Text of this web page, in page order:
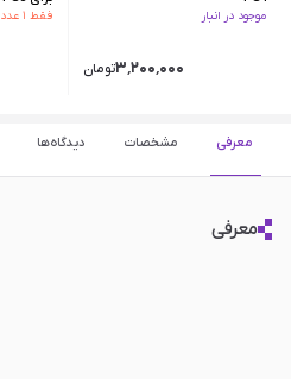
موجود در انبار
۳٬۲۰۰٬۰۰۰تومان
فقط ۱ عدد از این کالا مونده
معرفی مشخصات دیدگاه‌ها
معرفی